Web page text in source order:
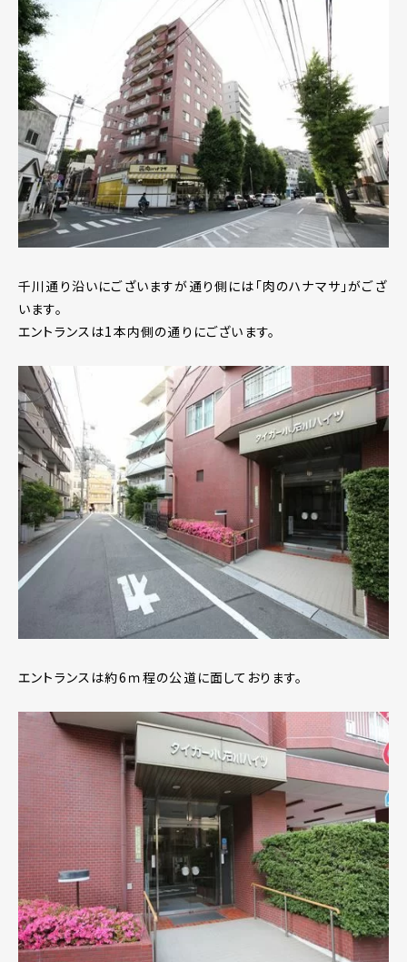
千川通り沿いにございますが通り側には「肉のハナマサ」がござ
います。
エントランスは1本内側の通りにございます。
エントランスは約6ｍ程の公道に面しております。